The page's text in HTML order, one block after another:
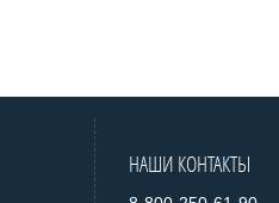
НАШИ КОНТАКТЫ